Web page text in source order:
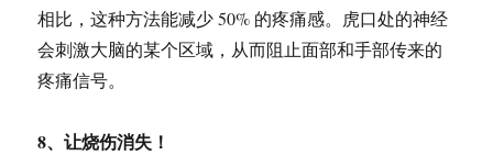
相比，这种方法能减少 50% 的疼痛感。虎口处的神经
会刺激大脑的某个区域，从而阻止面部和手部传来的
疼痛信号。
8、让烧伤消失！